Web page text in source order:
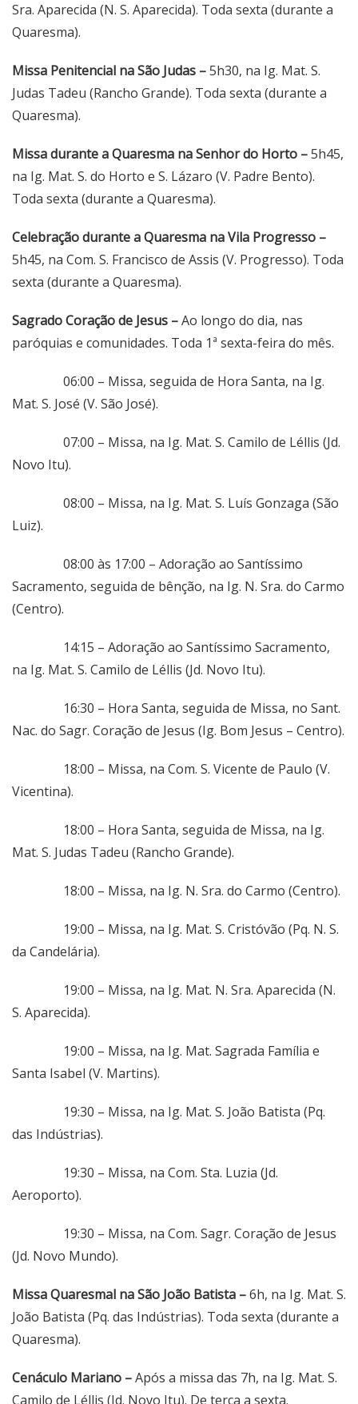
Sra. Aparecida (N. S. Aparecida). Toda sexta (durante a
Quaresma).
Missa Penitencial na São Judas –5h30, na Ig. Mat. S.
Judas Tadeu (Rancho Grande). Toda sexta (durante a
Quaresma).
Missa durante a Quaresma na Senhor do Horto –5h45,
na Ig. Mat. S. do Horto e S. Lázaro (V. Padre Bento).
Toda sexta (durante a Quaresma).
Celebração durante a Quaresma na Vila Progresso –
5h45, na Com. S. Francisco de Assis (V. Progresso). Toda
sexta (durante a Quaresma).
Sagrado Coração de Jesus –Ao longo do dia, nas
paróquias e comunidades. Toda 1ª sexta-feira do mês.
06:00 – Missa, seguida de Hora Santa, na Ig.
Mat. S. José (V. São José).
07:00 – Missa, na Ig. Mat. S. Camilo de Léllis (Jd.
Novo Itu).
08:00 – Missa, na Ig. Mat. S. Luís Gonzaga (São
Luiz).
08:00 às 17:00 – Adoração ao Santíssimo
Sacramento, seguida de bênção, na Ig. N. Sra. do Carmo
(Centro).
14:15 – Adoração ao Santíssimo Sacramento,
na Ig. Mat. S. Camilo de Léllis (Jd. Novo Itu).
16:30 – Hora Santa, seguida de Missa, no Sant.
Nac. do Sagr. Coração de Jesus (Ig. Bom Jesus – Centro).
18:00 – Missa, na Com. S. Vicente de Paulo (V.
Vicentina).
18:00 – Hora Santa, seguida de Missa, na Ig.
Mat. S. Judas Tadeu (Rancho Grande).
18:00 – Missa, na Ig. N. Sra. do Carmo (Centro).
19:00 – Missa, na Ig. Mat. S. Cristóvão (Pq. N. S.
da Candelária).
19:00 – Missa, na Ig. Mat. N. Sra. Aparecida (N.
S. Aparecida).
19:00 – Missa, na Ig. Mat. Sagrada Família e
Santa Isabel (V. Martins).
19:30 – Missa, na Ig. Mat. S. João Batista (Pq.
das Indústrias).
19:30 – Missa, na Com. Sta. Luzia (Jd.
Aeroporto).
19:30 – Missa, na Com. Sagr. Coração de Jesus
(Jd. Novo Mundo).
Missa Quaresmal na São João Batista –6h, na Ig. Mat. S.
João Batista (Pq. das Indústrias). Toda sexta (durante a
Quaresma).
Cenáculo Mariano –Após a missa das 7h, na Ig. Mat. S.
Camilo de Léllis (Jd. Novo Itu). De terça a sexta.